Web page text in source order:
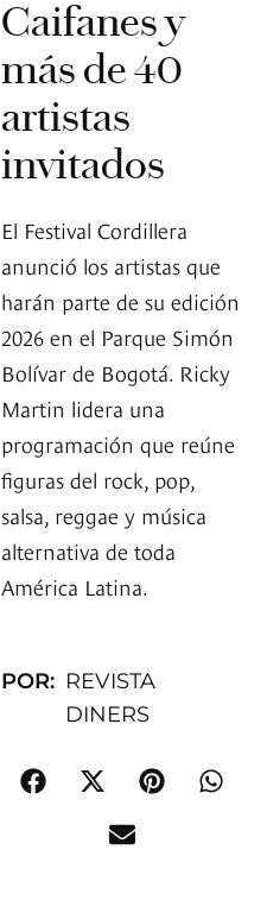
Caifanes y
más de 40
artistas
invitados
El Festival Cordillera
anunció los artistas que
harán parte de su edición
2026 en el Parque Simón
Bolívar de Bogotá. Ricky
Martin lidera una
programación que reúne
figuras del rock, pop,
salsa, reggae y música
alternativa de toda
América Latina.
POR: REVISTA
DINERS